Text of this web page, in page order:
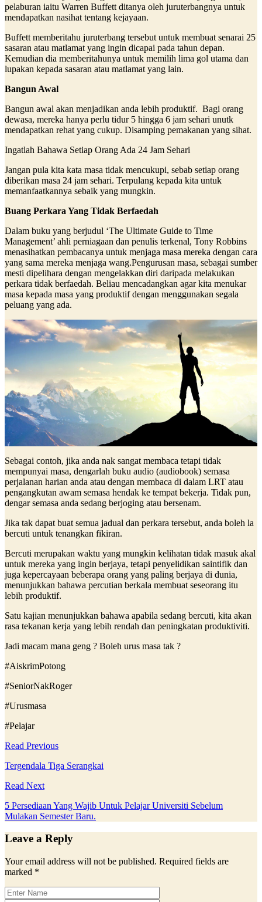
pelaburan iaitu Warren Buffett ditanya oleh juruterbangnya untuk
mendapatkan nasihat tentang kejayaan.
Buffett memberitahu juruterbang tersebut untuk membuat senarai 25
sasaran atau matlamat yang ingin dicapai pada tahun depan.
Kemudian dia memberitahunya untuk memilih lima gol utama dan
lupakan kepada sasaran atau matlamat yang lain.
Bangun Awal
Bangun awal akan menjadikan anda lebih produktif. Bagi orang
dewasa, mereka hanya perlu tidur 5 hingga 6 jam sehari unutk
mendapatkan rehat yang cukup. Disamping pemakanan yang sihat.
Ingatlah Bahawa Setiap Orang Ada 24 Jam Sehari
Jangan pula kita kata masa tidak mencukupi, sebab setiap orang
diberikan masa 24 jam sehari. Terpulang kepada kita untuk
memanfaatkannya sebaik yang mungkin.
Buang Perkara Yang Tidak Berfaedah
Dalam buku yang berjudul ‘The Ultimate Guide to Time
Management’ ahli perniagaan dan penulis terkenal, Tony Robbins
menasihatkan pembacanya untuk menjaga masa mereka dengan cara
yang sama mereka menjaga wang.Pengurusan masa, sebagai sumber
mesti dipelihara dengan mengelakkan diri daripada melakukan
perkara tidak berfaedah. Beliau mencadangkan agar kita menukar
masa kepada masa yang produktif dengan menggunakan segala
peluang yang ada.
Sebagai contoh, jika anda nak sangat membaca tetapi tidak
mempunyai masa, dengarlah buku audio (audiobook) semasa
perjalanan harian anda atau dengan membaca di dalam LRT atau
pengangkutan awam semasa hendak ke tempat bekerja. Tidak pun,
dengar semasa anda sedang berjoging atau bersenam.
Jika tak dapat buat semua jadual dan perkara tersebut, anda boleh la
bercuti untuk tenangkan fikiran.
Bercuti merupakan waktu yang mungkin kelihatan tidak masuk akal
untuk mereka yang ingin berjaya, tetapi penyelidikan saintifik dan
juga kepercayaan beberapa orang yang paling berjaya di dunia,
menunjukkan bahawa percutian berkala membuat seseorang itu
lebih produktif.
Satu kajian menunjukkan bahawa apabila sedang bercuti, kita akan
rasa tekanan kerja yang lebih rendah dan peningkatan produktiviti.
Jadi macam mana geng ? Boleh urus masa tak ?
#AiskrimPotong
#SeniorNakRoger
#Urusmasa
#Pelajar
Read Previous
Tergendala Tiga Serangkai
Read Next
5 Persediaan Yang Wajib Untuk Pelajar Universiti Sebelum
Mulakan Semester Baru.
Leave a Reply
Your email address will not be published. Required fields are
marked *